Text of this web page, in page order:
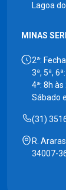
Lagoa
MINAS
2ª:
3ª, 5ª,
4ª: 8h às
Sábado
(31)
R.
34007-